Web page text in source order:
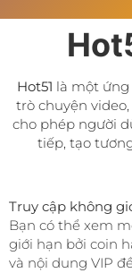
Hot51 là một
trò chuyện
cho phép người
tiếp, tạo
Truy cập không
Bạn có thể xem
giới hạn bởi coin
và nội dung VIP